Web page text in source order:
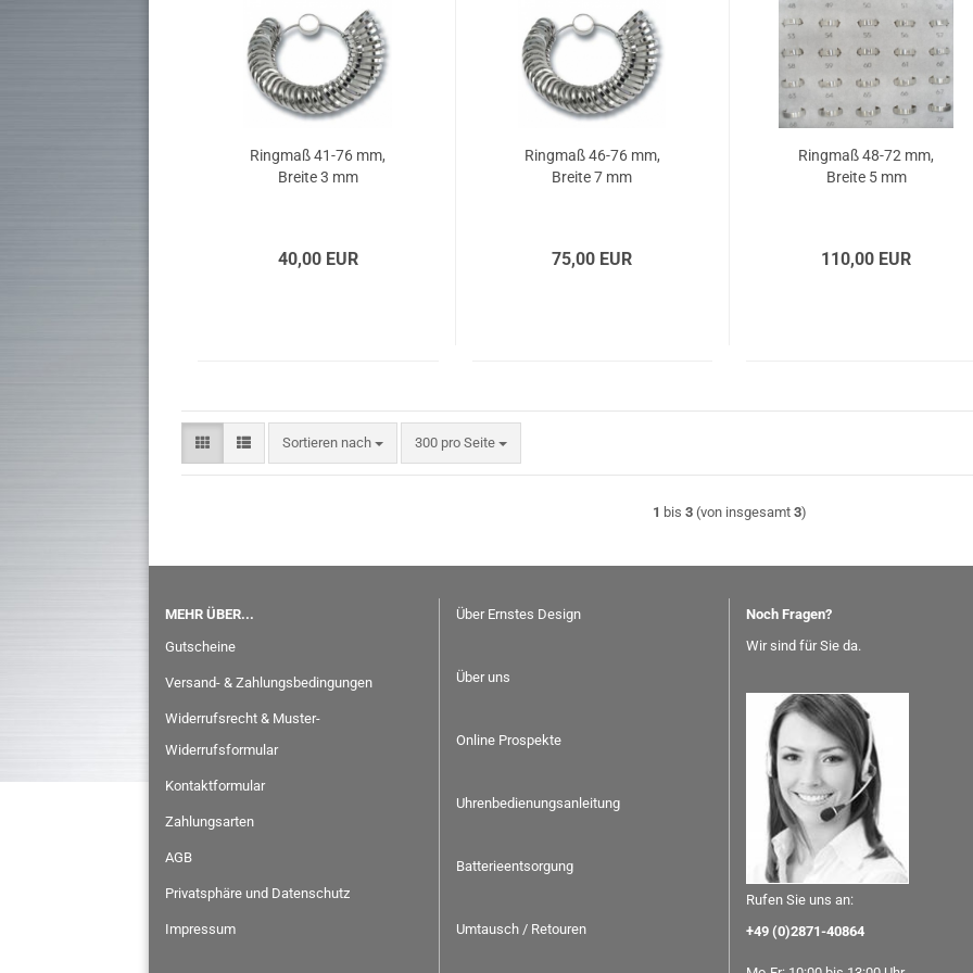
Komplett Angebote
Ringmaß 41-76 mm,
Breite 3 mm
40,00 EUR
Ringmaß 46-76 mm,
Breite 7 mm
75,00 EUR
Ringmaß 48-72 mm,
Breite 5 mm
110,00 EUR
Sortieren nach
Sortieren nach 300 pro Seite
pro Seite
1 bis 3 (von insgesamt 3)
MEHR ÜBER...
Gutscheine
Versand- & Zahlungsbedingungen
Widerrufsrecht & Muster-
Widerrufsformular
Kontaktformular
Zahlungsarten
AGB
Privatsphäre und Datenschutz
Impressum
Über Ernstes Design
Über uns
Online Prospekte
Uhrenbedienungsanleitung
Batterieentsorgung
Umtausch / Retouren
Noch Fragen?
Wir sind für Sie da.
Rufen Sie uns an:
+49 (0)2871-40864